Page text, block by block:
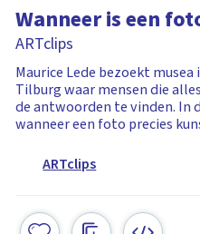
Wanneer is een
ARTclips
Maurice Lede bezoekt
Tilburg waar mensen die
de antwoorden te vinden. In
wanneer een foto precies
ARTclips